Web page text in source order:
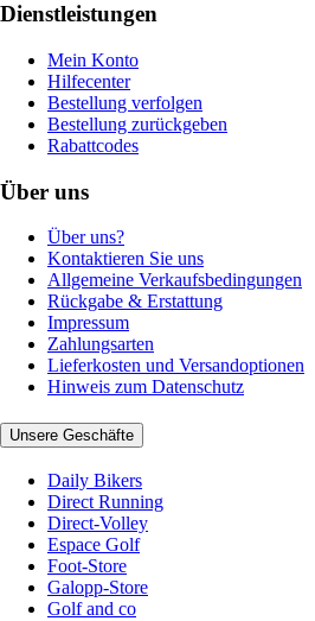
Dienstleistungen
Mein Konto
Hilfecenter
Bestellung verfolgen
Bestellung zurückgeben
Rabattcodes
Über uns
Über uns?
Kontaktieren Sie uns
Allgemeine Verkaufsbedingungen
Rückgabe & Erstattung
Impressum
Zahlungsarten
Lieferkosten und Versandoptionen
Hinweis zum Datenschutz
Unsere Geschäfte
Daily Bikers
Direct Running
Direct-Volley
Espace Golf
Foot-Store
Galopp-Store
Golf and co